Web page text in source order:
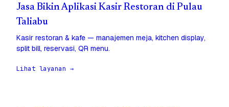
Jasa Bikin Aplikasi Kasir Restoran di Pulau
Taliabu
Kasir restoran & kafe — manajemen meja, kitchen display,
split bill, reservasi, QR menu.
Lihat layanan →